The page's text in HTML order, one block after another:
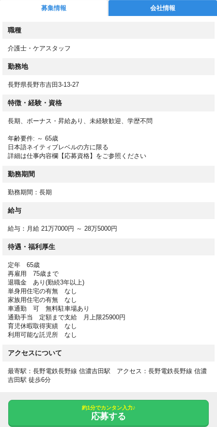
特別養護老人ホーム「ケアホームよしだ」における介護業務全般
・利用者様の、食事、入浴、排泄等の日常生活介助業務
◎介護老人福祉施設（特別養護老人ホーム）29床
短期入所生活介護（ショートステイ）11床
活の自立を支援するサービス提供を中心に行います。
けでなく、散歩や買い物の援助、行事やレクリエーションの実
施、利用者の家族の介護方法のアドバイスを行うことも大切な仕
事です。
【応募資格】
級）の資格をお持ちの方
※応募の際に、保有資格をご記載いただくと、選考がスムーズで
す。
【勤務時間】
09:00-18:00
12:00-21:00
21:00-07:00休憩時間（日勤） 60分
休憩時間（夜勤） 120分
【休日】
シフト制
介護休暇有
産前・産後休暇有
育児休暇有
有給休暇 あり
募集情報 会社情報
職種
介護士・ケアスタッフ
勤務地
長野県長野市吉田3-13-27
特徴・経験・資格
長期、ボーナス・昇給あり、未経験歓迎、学歴不問
年齢要件: ～ 65歳
日本語ネイティブレベルの方に限る
詳細は仕事内容欄【応募資格】をご参照ください
勤務期間
勤務期間：長期
給与
給与：月給 21万7000円 ～ 28万5000円
待遇・福利厚生
定年 65歳
再雇用 75歳まで
退職金 あり(勤続3年以上)
単身用住宅の有無 なし
家族用住宅の有無 なし
車通勤 可 無料駐車場あり
通勤手当 定額まで支給 月上限25900円
育児休暇取得実績 なし
利用可能な託児所 なし
アクセスについて
最寄駅：長野電鉄長野線 信濃吉田駅 アクセス：長野電鉄長野線 信濃
吉田駅 徒歩6分
約1分でカンタン入力♪
応募する